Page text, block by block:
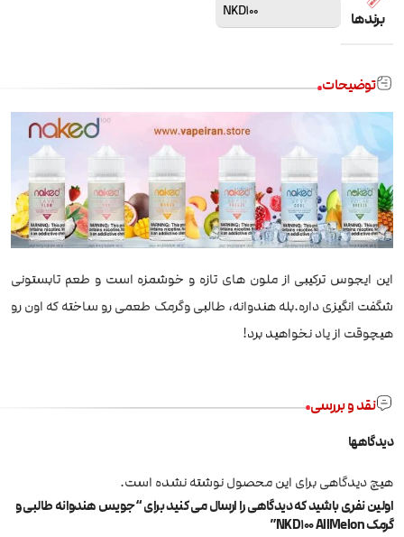
برندها NKD100
توضیحات
این ایجوس ترکیبی از ملون های تازه و خوشمزه است و طعم تابستونی
شگفت انگیزی داره.بله هندوانه، طالبی وگرمک طعمی رو ساخته که اون رو
هیچوقت از یاد نخواهید برد!
نقد و بررسی
دیدگاهها
هیچ دیدگاهی برای این محصول نوشته نشده است.
اولین نفری باشید که دیدگاهی را ارسال می کنید برای “جویس هندوانه طالبی و
گرمک NKD100 AllMelon”